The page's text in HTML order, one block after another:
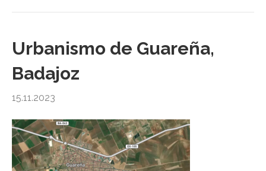
Urbanismo de Guareña,
Badajoz
15.11.2023